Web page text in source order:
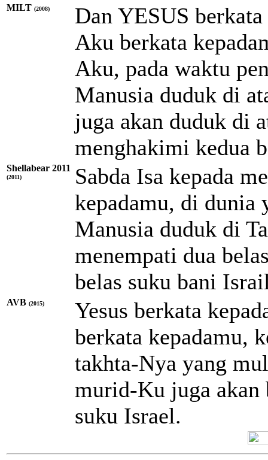
MILT (2008)
Dan YESUS
Aku berkata
Aku, pada waktu
Manusia duduk di
juga akan duduk di
menghakimi kedua
Shellabear 2011
(2011)
Sabda Isa kepada
kepadamu, di dunia
Manusia duduk di
menempati dua
belas suku bani
AVB (2015)
Yesus berkata
berkata kepadamu,
takhta-Nya yang
murid-Ku juga akan
suku Israel.